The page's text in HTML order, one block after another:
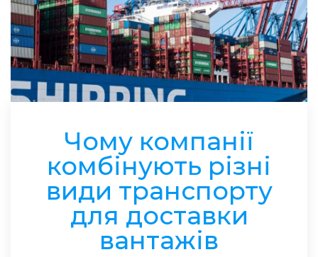
Чому компанії
комбінують різні
види транспорту
для доставки
вантажів